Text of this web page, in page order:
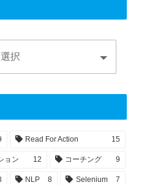
Read For Action 15
ョン 12 コーチング 9
NLP 8 Selenium 7